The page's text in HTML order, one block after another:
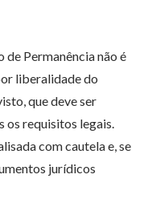
Permanência não é
liberalidade do
que deve ser
os requisitos legais.
com cautela e, se
jurídicos